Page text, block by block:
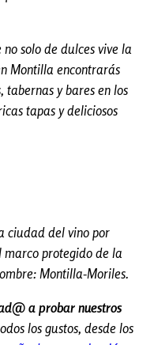
solo de dulces vive la
Montilla encontrarás
y bares en los
tapas y deliciosos
ciudad del vino por
marco protegido de la
Montilla-Moriles.
a probar nuestros
los gustos, desde los